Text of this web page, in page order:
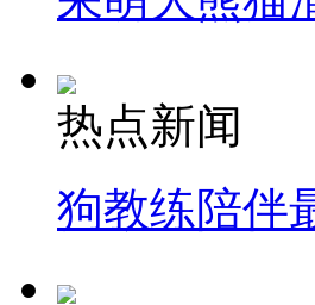
热点新闻
狗教练陪伴